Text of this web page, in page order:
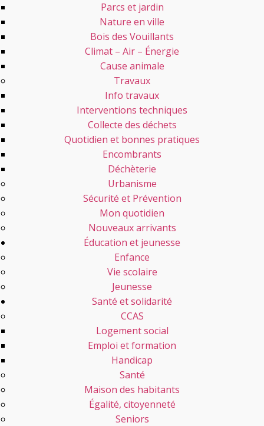
Parcs et jardin
Nature en ville
Bois des Vouillants
Climat – Air – Énergie
Cause animale
Travaux
Info travaux
Interventions techniques
Collecte des déchets
Quotidien et bonnes pratiques
Encombrants
Déchèterie
Urbanisme
Sécurité et Prévention
Mon quotidien
Nouveaux arrivants
Éducation et jeunesse
Enfance
Vie scolaire
Jeunesse
Santé et solidarité
CCAS
Logement social
Emploi et formation
Handicap
Santé
Maison des habitants
Égalité, citoyenneté
Seniors